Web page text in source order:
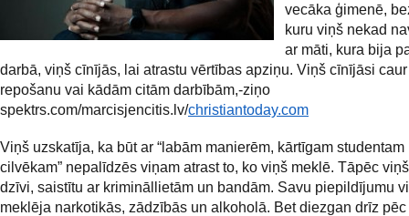
vecāka ģimenē,
kuru viņš nekad
ar māti, kura bija
darbā, viņš cīnījās, lai atrastu vērtības apziņu. Viņš cīnījāsi
repošanu vai kādām citām darbībām,-ziņo
spektrs.com/marcisjencitis.lv/christiantoday.com
Viņš uzskatīja, ka būt ar “labām manierēm, kārtīgam studentam
cilvēkam” nepalīdzēs viņam atrast to, ko viņš meklē. Tāpēc
dzīvi, saistītu ar krimināllietām un bandām. Savu piepildījumu
meklēja narkotikās, zādzībās un alkoholā. Bet diezgan drīz pēc